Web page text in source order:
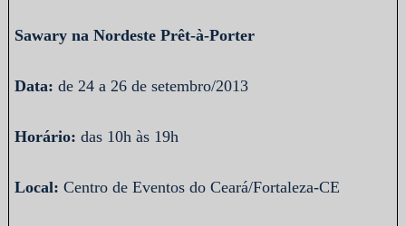
Sawary na Nordeste Prêt-à-Porter
Data: de 24 a 26 de setembro/2013
Horário: das 10h às 19h
Local: Centro de Eventos do Ceará/Fortaleza-CE